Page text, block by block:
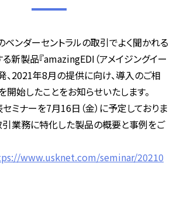
ベンダーセントラルの取引でよく聞かれる
新製品『amazingEDI（アメイジングイー
発、2021年8月の提供に向け、導入のご相
開始したことをお知らせいたします。
セミナーを7月16日（金）に予定しておりま
引業務に特化した製品の概要と事例をご
www.usknet.com/seminar/20210